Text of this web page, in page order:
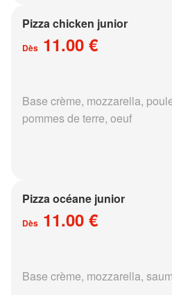
Pizza chicken junior
Dès 11.00 €
Base crème, mozzarella,
pommes de terre, oeuf
Pizza océane junior
Dès 11.00 €
Base crème, mozzarella,